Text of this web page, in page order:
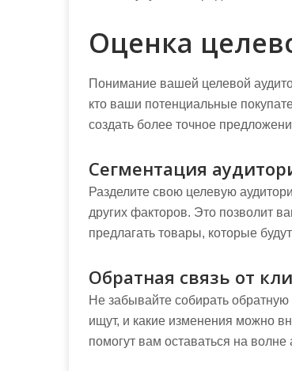
Оценка
Понимание вашей целевой
кто ваши потенциальные
создать более точное
Сегментация
Разделите свою целевую
других факторов. Это позволит
предлагать товары, которые
Обратная связь от
Не забывайте собирать
ищут, и какие изменения можно
помогут вам оставаться на волне